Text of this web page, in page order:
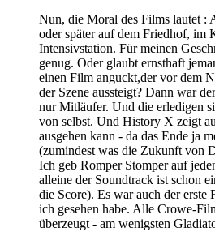
Nun, die Moral des Films lautet :
oder später auf dem Friedhof, im
Intensivstation. Für meinen
genug. Oder glaubt ernsthaft
einen Film anguckt,der vor dem
der Szene aussteigt? Dann war
nur Mitläufer. Und die erledigen
von selbst. Und History X zeigt
ausgehen kann - da das Ende ja
(zumindest was die Zukunft von
Ich geb Romper Stomper auf
alleine der Soundtrack ist schon
die Score). Es war auch der
ich gesehen habe. Alle Crowe-
überzeugt - am wenigsten